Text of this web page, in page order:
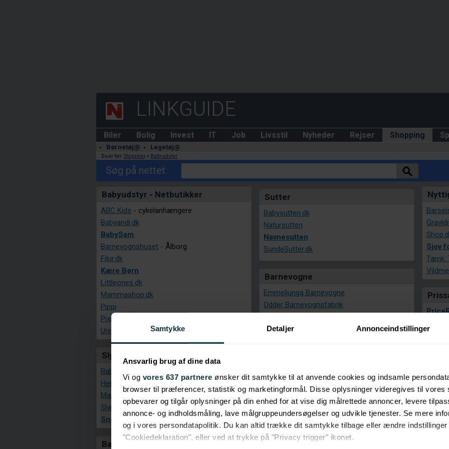
Samtykke Detaljer Annonceindstillinger
Ansvarlig brug af dine data
Vi og vores 637 partnere ønsker dit samtykke til at anvende cookies og indsamle
browser til præferencer, statistik og marketingformål. Disse oplysninger videregives til vores
opbevarer og tilgår oplysninger på din enhed for at vise dig målrettede annoncer, levere
annonce- og indholdsmåling, lave målgruppeundersøgelser og udvikle tjenester. Se mere
og i vores persondatapolitik. Du kan altid trække dit samtykke tilbage eller ændre indstillinger
"Cookiedeklaration", eller ved at trykke på "Privacy trigger" ikonet.
LINKGUIDE
Biler Bolig Invest IT Job Livsstil Nyheder Rejser Shopping
Børnetøj@ Legetøj@
Du er her:Shopping > Babyudstyr
Søg på nettet:
Babyudstyr - Netbutikker
ABC Kids - cykelanhængere
Babyandi.dk
BabySam
Barnevognshuset - Ålborg
Filur.dk
Kære Børn
Littleones.dk
Mammashop.dk
Pippi
Pixizoo
Unikbarnebutik.dk
Slynger
Babyslynge.dk
Hekon
Mamas Life
Slynger.dk
Sneglehuset
Baby og børnetøj
Sutter
Babysutten.dk
Natursutten
Navnesutten
SundeSutter.dk
Barnevogne
Emmeljunga Barnevogne
Odder Barnevognsfabrik
Trille Barnevogne
Flere...
Billeder til børn
Galleri-ulla
Sjov
Tænk:
Abel